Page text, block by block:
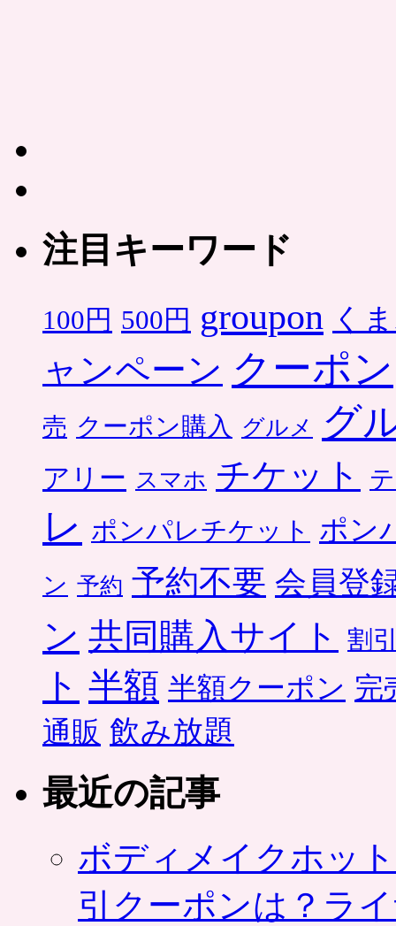
注目キーワード
100円 500円 groupon く
ャンペーン クーポン
売 クーポン購入 グルメ グ
アリー スマホ チケット
レ ポンパレチケット ポン
ン 予約 予約不要 会員登
ン 共同購入サイト 割
ト 半額 半額クーポン 完
通販 飲み放題
最近の記事
ボディメイクホッ
引クーポンは？ラ